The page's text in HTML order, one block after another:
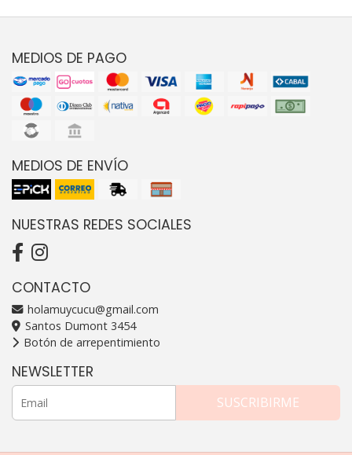
MEDIOS DE PAGO
MEDIOS DE ENVÍO
NUESTRAS REDES SOCIALES
CONTACTO
holamuycucu@gmail.com
Santos Dumont 3454
Botón de arrepentimiento
NEWSLETTER
SUSCRIBIRME